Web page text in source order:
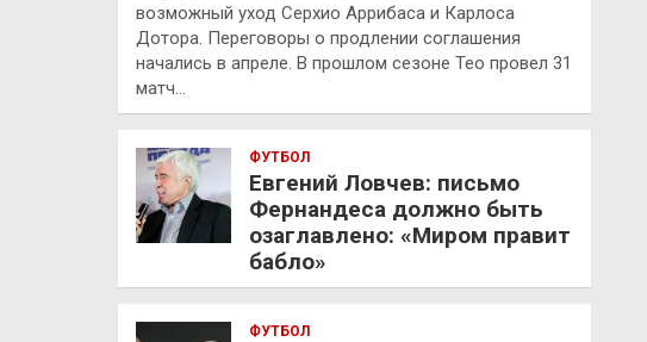
возможный уход Серхио Аррибаса и Карлоса
Дотора. Переговоры о продлении соглашения
начались в апреле. В прошлом сезоне Тео провел 31
матч…
ФУТБОЛ
Евгений Ловчев: письмо
Фернандеса должно быть
озаглавлено: «Миром правит
бабло»
ФУТБОЛ